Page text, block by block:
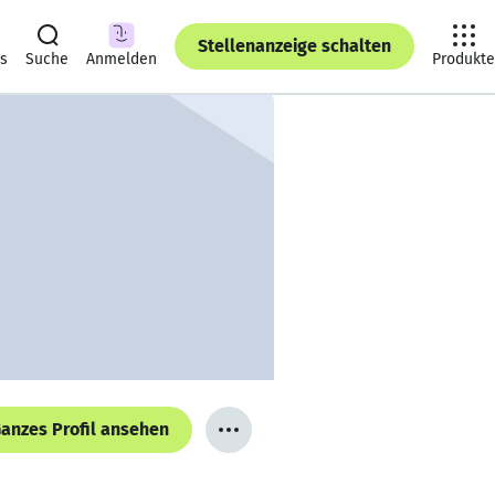
Suche Anmelden
Stellenanzeige schalten
Produkte
Profil ansehen